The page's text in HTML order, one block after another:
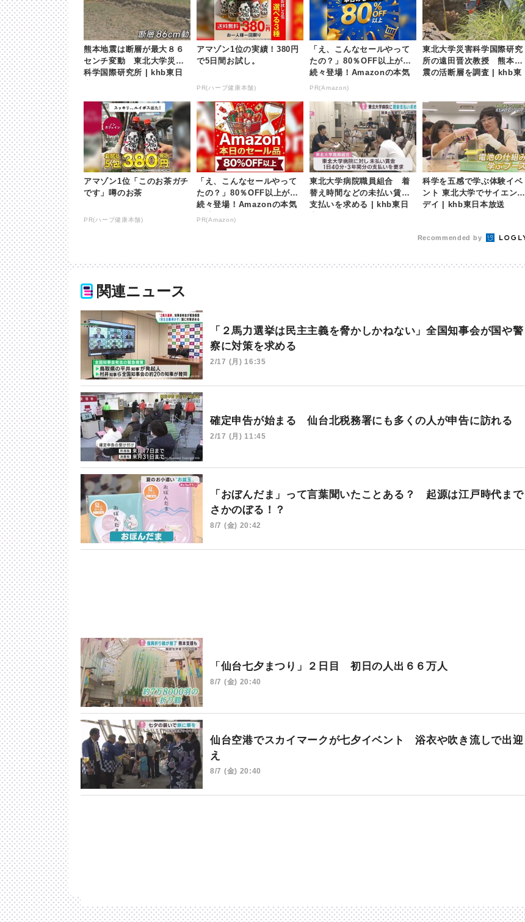
熊本地震は断層が最大８６
センチ変動 東北大学災害
科学国際研究所 | khb東日
アマゾン1位の実績！380円
で5日間お試し。
PR(ハーブ健康本舗)
「え、こんなセールやって
たの？」80％OFF以上が
続々登場！Amazonの本気
が凄すぎる
PR(Amazon)
東北大学災害科学国際研究
所の遠田晋次教授 熊本地
震の活断層を調査 | khb東
アマゾン1位「このお茶ガチ
です」噂のお茶
PR(ハーブ健康本舗)
「え、こんなセールやって
たの？」80％OFF以上が
続々登場！Amazonの本気
が凄すぎる
PR(Amazon)
東北大学病院職員組合 着
替え時間などの未払い賃金
支払いを求める | khb東日
科学を五感で学ぶ体験イベ
ント 東北大学でサイエンス
デイ | khb東日本放送
Recommended by
関連ニュース
「２馬力選挙は民主主義を脅かしかねない」全国知事会が国や警
察に対策を求める
2/17 (月) 16:35
確定申告が始まる 仙台北税務署にも多くの人が申告に訪れる
2/17 (月) 11:45
「おぼんだま」って言葉聞いたことある？ 起源は江戸時代まで
さかのぼる！？
8/7 (金) 20:42
「仙台七夕まつり」２日目 初日の人出６６万人
8/7 (金) 20:40
仙台空港でスカイマークが七夕イベント 浴衣や吹き流しで出迎
え
8/7 (金) 20:40